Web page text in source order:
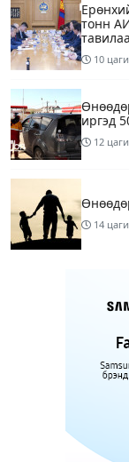
тонн
тавилаа
10
иргэд
12
14
16
1